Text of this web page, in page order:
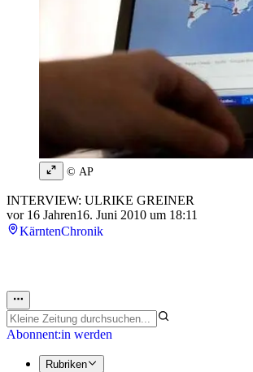
© AP
INTERVIEW: ULRIKE GREINER
vor 16 Jahren16. Juni 2010 um 18:11
KärntenChronik
Abonnent:in werden
Rubriken